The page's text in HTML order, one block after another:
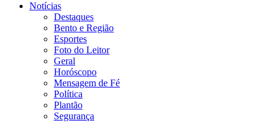
Notícias
Destaques
Bento e Região
Esportes
Foto do Leitor
Geral
Horóscopo
Mensagem de Fé
Política
Plantão
Segurança